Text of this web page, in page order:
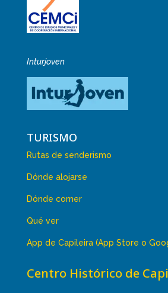
Inturjoven
TURISMO
Rutas de senderismo
Dónde alojarse
Dónde comer
Qué ver
App de Capileira (App Store o
Centro Histórico de